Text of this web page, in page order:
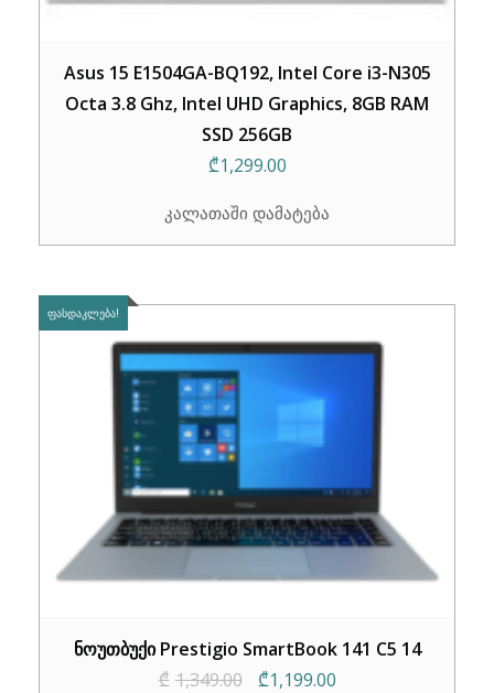
Asus 15 E1504GA-BQ192, Intel Core i3-N305
Octa 3.8 Ghz, Intel UHD Graphics, 8GB RAM
SSD 256GB
₾1,299.00
კალათაში დამატება
ᲤᲐᲡᲓᲐᲙᲚᲔᲑᲐ!
ნოუთბუქი Prestigio SmartBook 141 C5 14
₾ 1,349.00
Original
₾1,199.00Current